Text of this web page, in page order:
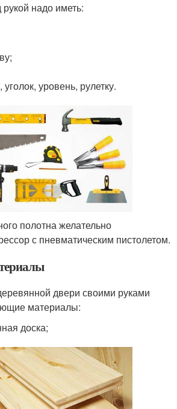
надо иметь:
уровень, рулетку.
полотна желательно
с пневматическим пистолетом.
двери своими руками
материалы:
доска;